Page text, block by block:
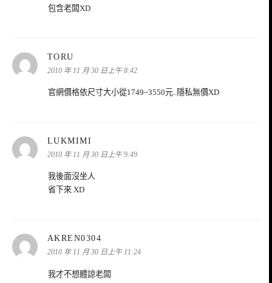
包含老闆XD
TORU
示:
2010 年 11 月 30 日上午 8:42
官網價格依尺寸大小從1749~3550元..隱私無價XD
LUKMIMI
示:
2010 年 11 月 30 日上午 9:49
我後面沒坐人
省下來 XD
AKREN0304
示:
2010 年 11 月 30 日上午 11:24
我才不想體諒老闆